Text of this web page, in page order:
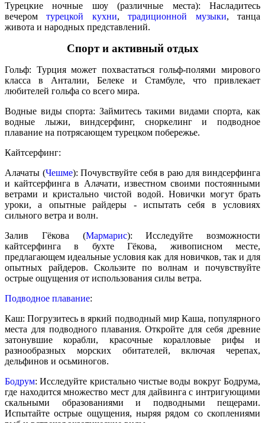
Турецкие ночные шоу (различные места): Насладитесь
вечеромтурецкой кухни,традиционной музыки, танца
живота и народных представлений.
Спорт и активный отдых
Гольф: Турция может похвастаться гольф-полями мирового
класса в Анталии, Белеке и Стамбуле, что привлекает
любителей гольфа со всего мира.
Водные виды спорта: Займитесь такими видами спорта, как
водные лыжи, виндсерфинг, сноркелинг и подводное
плавание на потрясающем турецком побережье.
Кайтсерфинг:
Алачаты (Чешме): Почувствуйте себя в раю для виндсерфинга
и кайтсерфинга в Алачати, известном своими постоянными
ветрами и кристально чистой водой. Новички могут брать
уроки, а опытные райдеры - испытать себя в условиях
сильного ветра и волн.
Залив Гёкова (Мармарис): Исследуйте возможности
кайтсерфинга в бухте Гёкова, живописном месте,
предлагающем идеальные условия как для новичков, так и для
опытных райдеров. Скользите по волнам и почувствуйте
острые ощущения от использования силы ветра.
Подводное плавание:
Каш: Погрузитесь в яркий подводный мир Каша, популярного
места для подводного плавания. Откройте для себя древние
затонувшие корабли, красочные коралловые рифы и
разнообразных морских обитателей, включая черепах,
дельфинов и осьминогов.
Бодрум: Исследуйте кристально чистые воды вокруг Бодрума,
где находится множество мест для дайвинга с интригующими
скальными образованиями и подводными пещерами.
Испытайте острые ощущения, ныряя рядом со скоплениями